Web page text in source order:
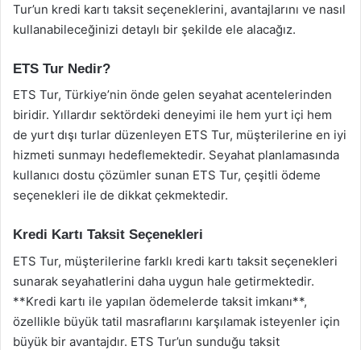
Tur’un kredi kartı taksit seçeneklerini, avantajlarını ve nasıl
kullanabileceğinizi detaylı bir şekilde ele alacağız.
ETS Tur Nedir?
ETS Tur, Türkiye’nin önde gelen seyahat acentelerinden
biridir. Yıllardır sektördeki deneyimi ile hem yurt içi hem
de yurt dışı turlar düzenleyen ETS Tur, müşterilerine en iyi
hizmeti sunmayı hedeflemektedir. Seyahat planlamasında
kullanıcı dostu çözümler sunan ETS Tur, çeşitli ödeme
seçenekleri ile de dikkat çekmektedir.
Kredi Kartı Taksit Seçenekleri
ETS Tur, müşterilerine farklı kredi kartı taksit seçenekleri
sunarak seyahatlerini daha uygun hale getirmektedir.
**Kredi kartı ile yapılan ödemelerde taksit imkanı**,
özellikle büyük tatil masraflarını karşılamak isteyenler için
büyük bir avantajdır. ETS Tur’un sunduğu taksit